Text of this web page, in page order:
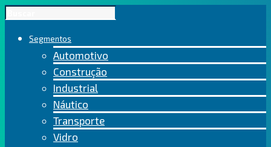
Segmentos
Automotivo
Construção
Industrial
Náutico
Transporte
Vidro